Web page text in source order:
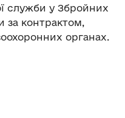
служби у Збройних
за контрактом,
органах.